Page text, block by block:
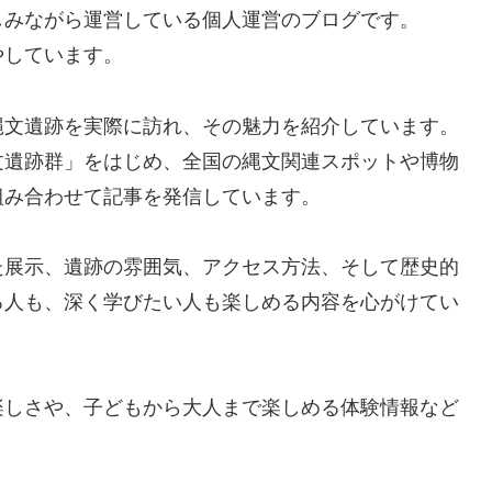
ながら運営している個人運営のブログです。
ています。
遺跡を実際に訪れ、その魅力を紹介しています。
跡群」をはじめ、全国の縄文関連スポットや博物
合わせて記事を発信しています。
示、遺跡の雰囲気、アクセス方法、そして歴史的
も、深く学びたい人も楽しめる内容を心がけてい
さや、子どもから大人まで楽しめる体験情報など